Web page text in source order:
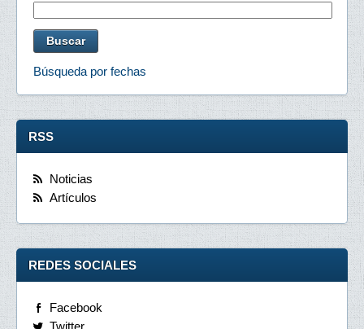
Búsqueda por fechas
RSS
Noticias
Artículos
REDES SOCIALES
Facebook
Twitter